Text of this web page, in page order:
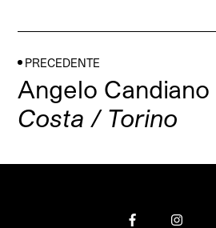
PRECEDENTE
Angelo Candiano
Costa / Torino